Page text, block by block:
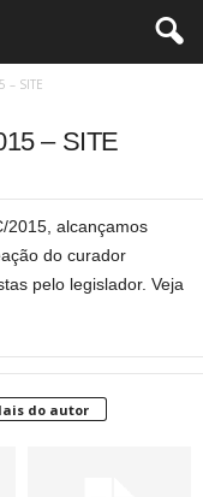
– SITE
– SITE
2015, alcançamos
do curador
pelo legislador. Veja
do autor